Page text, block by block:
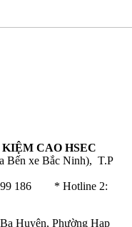
CAO HSEC
Bến xe Bắc Ninh), T.P
186 * Hotline 2:
Huyện, Phường Hạp